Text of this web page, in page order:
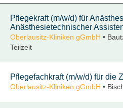
Pflegekraft (m/w/d) für
Anästhesietechnischer
Oberlausitz-Kliniken gGmbH •
Teilzeit
Pflegefachkraft (m/w/d) für die
Oberlausitz-Kliniken gGmbH •